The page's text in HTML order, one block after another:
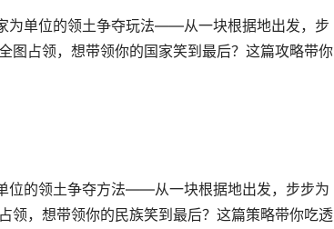
为单位的领土争夺玩法——从一块根据地出发，步
图占领，想带领你的国家笑到最后？这篇攻略带你
位的领土争夺方法——从一块根据地出发，步步为
领，想带领你的民族笑到最后？这篇策略带你吃透